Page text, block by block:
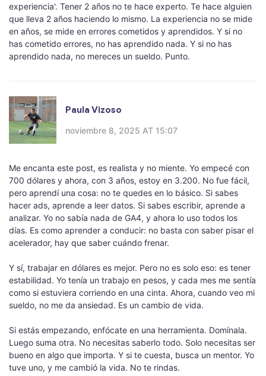
experiencia'. Tener 2 años no te hace experto. Te hace alguien
que lleva 2 años haciendo lo mismo. La experiencia no se mide
en años, se mide en errores cometidos y aprendidos. Y si no
has cometido errores, no has aprendido nada. Y si no has
aprendido nada, no mereces un sueldo. Punto.
Paula Vizoso
noviembre 8, 2025 AT 15:07
Me encanta este post, es realista y no miente. Yo empecé con
700 dólares y ahora, con 3 años, estoy en 3.200. No fue fácil,
pero aprendí una cosa: no te quedes en lo básico. Si sabes
hacer ads, aprende a leer datos. Si sabes escribir, aprende a
analizar. Yo no sabía nada de GA4, y ahora lo uso todos los
días. Es como aprender a conducir: no basta con saber pisar el
acelerador, hay que saber cuándo frenar.
Y sí, trabajar en dólares es mejor. Pero no es solo eso: es tener
estabilidad. Yo tenía un trabajo en pesos, y cada mes me sentía
como si estuviera corriendo en una cinta. Ahora, cuando veo mi
sueldo, no me da ansiedad. Es un cambio de vida.
Si estás empezando, enfócate en una herramienta. Domínala.
Luego suma otra. No necesitas saberlo todo. Solo necesitas ser
bueno en algo que importa. Y si te cuesta, busca un mentor. Yo
tuve uno, y me cambió la vida. No te rindas.